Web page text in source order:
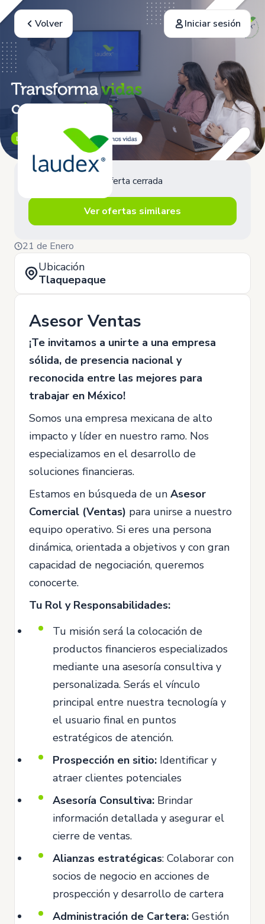
Volver Iniciar sesión
Oferta cerrada
Ver ofertas similares
21 de Enero
Ubicación
Tlaquepaque
Asesor Ventas
¡Te invitamos a unirte a una empresa
sólida, de presencia nacional y
reconocida entre las mejores para
trabajar en México!
Somos una empresa mexicana de alto
impacto y líder en nuestro ramo. Nos
especializamos en el desarrollo de
soluciones financieras.
Estamos en búsqueda de un Asesor
Comercial (Ventas) para unirse a nuestro
equipo operativo. Si eres una persona
dinámica, orientada a objetivos y con gran
capacidad de negociación, queremos
conocerte.
Tu Rol y Responsabilidades:
Tu misión será la colocación de
productos financieros especializados
mediante una asesoría consultiva y
personalizada. Serás el vínculo
principal entre nuestra tecnología y
el usuario final en puntos
estratégicos de atención.
Prospección en sitio: Identificar y
atraer clientes potenciales
Asesoría Consultiva: Brindar
información detallada y asegurar el
cierre de ventas.
Alianzas estratégicas: Colaborar con
socios de negocio en acciones de
prospección y desarrollo de cartera
Administración de Cartera: Gestión